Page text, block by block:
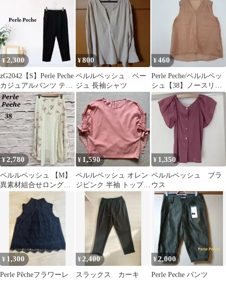
¥2,300
zG2042【S】Perle Peche
カジュアルパンツ テー
パード きれいめ
¥800
ペルルペッシュ ベー
ジュ 長袖シャツ
¥460
Perle Peche/ペルルペッ
シュ【38】ノースリー
ブシアーシャツブラウ
ス
¥2,780
ペルルペッシュ 【M】
異素材組合せロングフ
¥ 1,590
ペルルペッシュ オレン
ジピンク 半袖 トップス
袖リボンデザイン
¥ 1,350
ペルルペッシュ ブラ
ウス
¥ 1,300
Perle Pêcheフラワーレ
¥ 2,400
スラックス カーキ
¥2,000
Perle Peche パンツ